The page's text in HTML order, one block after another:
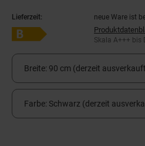
Lieferzeit:
neue Ware ist
Energieeffizienzklasse B auf Skala A+++
Skala A+++ bis
Breite: 90 cm (derzeit
Farbe: Schwarz (derzeit